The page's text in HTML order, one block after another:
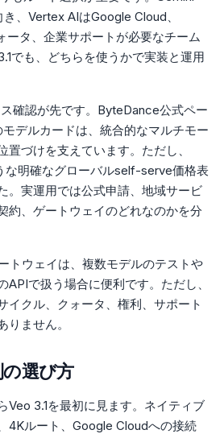
、Vertex AIはGoogle Cloud、
ータ、企業サポートが必要なチーム
でも、どちらを使うかで実装と運用
確認が先です。ByteDance公式ペー
デルカードは、統合的なマルチモー
置づけを支えています。ただし、
な明確なグローバルself-serve価格表
。実運用では公式申請、地域サービ
約、ゲートウェイのどれなのかを分
トウェイは、複数モデルのテストや
APIで扱う場合に便利です。ただし、
イクル、クォータ、権利、サポート
りません。
選び方
Veo 3.1を最初に見ます。ネイティブ
4Kルート、Google Cloudへの接続